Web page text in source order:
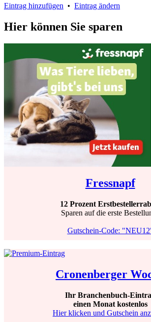
Eintrag hinzufügen • Eintrag ändern
Hier können Sie sparen
Fressnapf
12 Prozent
Sparen auf die erste
Gutschein-Code:
Cronenberger
Ihr Branchenbuch-
einen Monat kostenlos
Hier klicken und Gutschein